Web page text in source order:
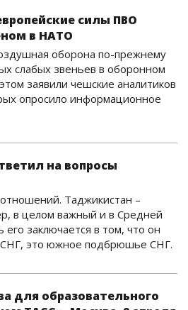
силы ПВО
в НАТО
оборона по-прежнему
слабых звеньев в оборонном
заявили чешские аналитиков
опросило информационное
на вопросы
Таджикистан –
в целом важный и в Средней
заключается в том, что он
СНГ, это южное подбрюшье СНГ.
для образовательного